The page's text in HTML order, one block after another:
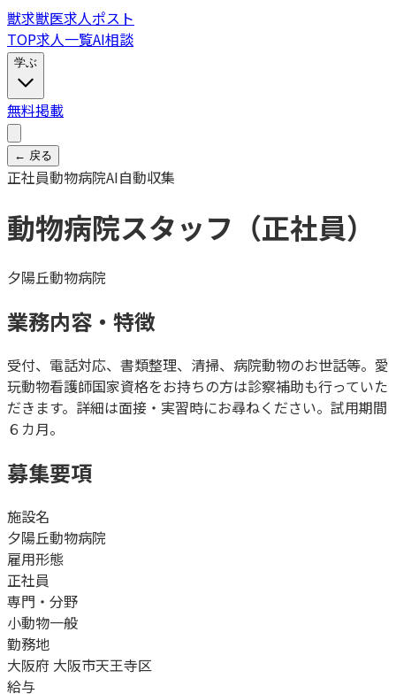
獣求獣医求人ポスト
TOP求人一覧AI相談
学ぶ
無料掲載
← 戻る
正社員動物病院AI自動収集
動物病院スタッフ（正社員）
夕陽丘動物病院
業務内容・特徴
受付、電話対応、書類整理、清掃、病院動物のお世話等。愛
玩動物看護師国家資格をお持ちの方は診察補助も行っていた
だきます。詳細は面接・実習時にお尋ねください。試用期間
６カ月。
募集要項
施設名
夕陽丘動物病院
雇用形態
正社員
専門・分野
小動物一般
勤務地
大阪府 大阪市天王寺区
給与